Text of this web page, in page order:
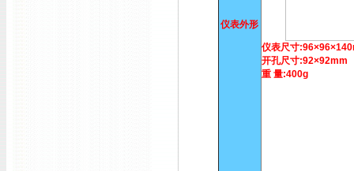
仪表外形
仪表尺寸
开孔尺寸:92×92mm
重 量:400g